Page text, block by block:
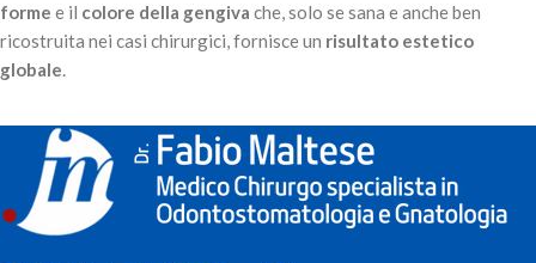
forme e il colore della gengiva che, solo se sana e anche ben
ricostruita nei casi chirurgici, fornisce un risultato estetico
globale.